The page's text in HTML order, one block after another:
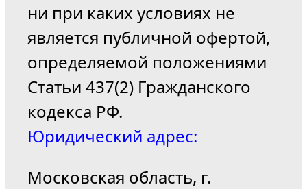
ни при каких условиях не
является публичной офертой,
определяемой положениями
Статьи 437(2) Гражданского
кодекса РФ.
Юридический адрес:
Московская область, г.